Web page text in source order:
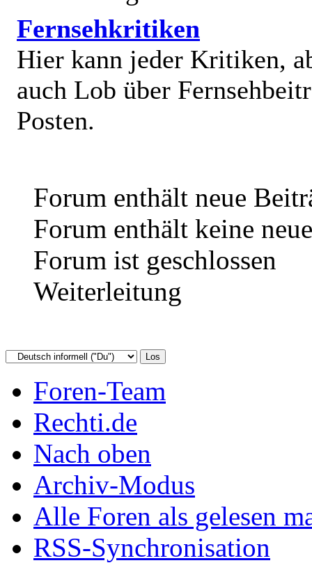
Fernsehkritiken
Hier kann jeder Kritiken,
auch Lob über
Posten.
Forum enthält neue
Forum enthält keine
Forum ist geschlossen
Weiterleitung
Foren-Team
Rechti.de
Nach oben
Archiv-Modus
Alle Foren als gelesen
RSS-Synchronisation